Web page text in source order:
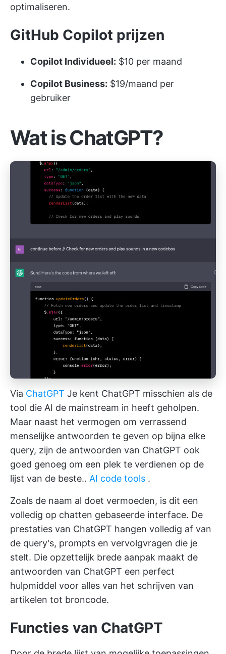
optimaliseren.
GitHub Copilot prijzen
Copilot Individueel: $10 per maand
Copilot Business: $19/maand per
gebruiker
Wat is ChatGPT?
Via ChatGPT Je kent ChatGPT misschien als de
tool die AI de mainstream in heeft geholpen.
Maar naast het vermogen om verrassend
menselijke antwoorden te geven op bijna elke
query, zijn de antwoorden van ChatGPT ook
goed genoeg om een plek te verdienen op de
lijst van de beste.. AI code tools .
Zoals de naam al doet vermoeden, is dit een
volledig op chatten gebaseerde interface. De
prestaties van ChatGPT hangen volledig af van
de query's, prompts en vervolgvragen die je
stelt. Die opzettelijk brede aanpak maakt de
antwoorden van ChatGPT een perfect
hulpmiddel voor alles van het schrijven van
artikelen tot broncode.
Functies van ChatGPT